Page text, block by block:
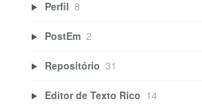
Perfil 8
PostEm 2
Repositório 31
Editor de Texto Rico 14